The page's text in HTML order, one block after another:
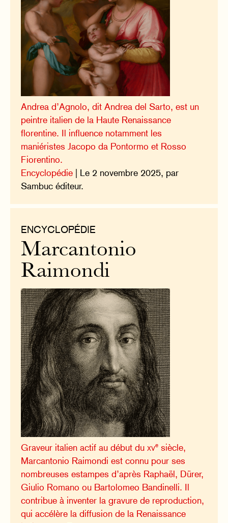
Andrea d’Agnolo, dit Andrea del Sarto, est un
peintre italien de la Haute Renaissance
florentine. Il influence notamment les
maniéristes Jacopo da Pontormo et Rosso
Fiorentino.
Encyclopédie | Le 2 novembre 2025, par
Sambuc éditeur.
ENCYCLOPÉDIE
Marcantonio
Raimondi
Graveur italien actif au début duxve siècle,
Marcantonio Raimondi est connu pour ses
nombreuses estampes d’après Raphaël, Dürer,
Giulio Romano ou Bartolomeo Bandinelli. Il
contribue à inventer la gravure de reproduction,
qui accélère la diffusion de la Renaissance